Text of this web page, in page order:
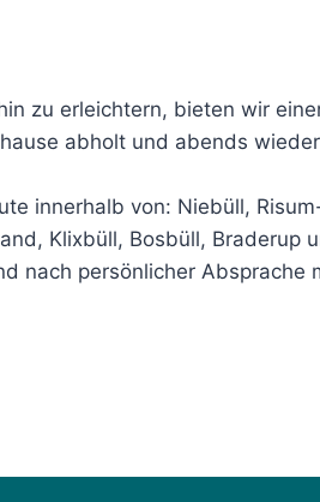
zu erleichtern, bieten wir
abholt und abends
innerhalb von: Niebüll,
Klixbüll, Bosbüll, Braderup
nach persönlicher Absprache